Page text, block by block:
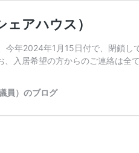
アハウス）
年2024年1月15日付で、閉鎖し
、入居希望の方からのご連絡は
員）のブログ